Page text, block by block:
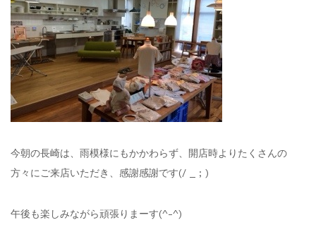
今朝の長崎は、雨模様にもかかわらず、開店時よりたくさんの
方々にご来店いただき、感謝感謝です(/ _ ; )
午後も楽しみながら頑張りまーす(^-^)